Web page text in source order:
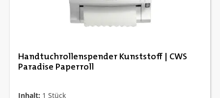
Handtuchrollenspender Kunststoff | CWS
Paradise Paperroll
Inhalt: 1 Stück